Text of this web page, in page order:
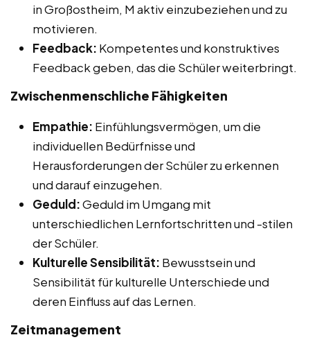
in Großostheim, M aktiv einzubeziehen und zu
motivieren.
Feedback: Kompetentes und konstruktives
Feedback geben, das die Schüler weiterbringt.
Zwischenmenschliche Fähigkeiten
Empathie: Einfühlungsvermögen, um die
individuellen Bedürfnisse und
Herausforderungen der Schüler zu erkennen
und darauf einzugehen.
Geduld:Geduld im Umgang mit
unterschiedlichen Lernfortschritten und -stilen
der Schüler.
Kulturelle Sensibilität: Bewusstsein und
Sensibilität für kulturelle Unterschiede und
deren Einfluss auf das Lernen.
Zeitmanagement